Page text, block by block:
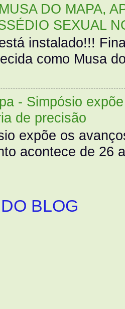
DO MAPA,
SEXUAL
instalado!!!
como Musa
- Simpósio
de precisão
expõe os
acontece de 26
BLOG